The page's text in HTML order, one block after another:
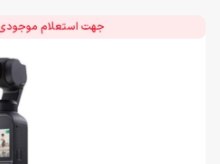
جهت استعلام